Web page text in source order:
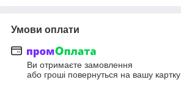
Умови оплати
Ви отримаєте замовлення
або гроші повернуться на вашу картку